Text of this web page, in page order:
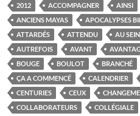
2012 ACCOMPAGNER AINSI
ANCIENS MAYAS
APOCALYPSES
ATTARDÉS
ATTENDU AU SEIN
AUTREFOIS
AVANT
BOUGE
BOULOT BRANCHÉ
ÇA A COMMENCÉ
CALENDRIER
CENTURIES
CEUX
COLLABORATEURS
COLLÉGIALE